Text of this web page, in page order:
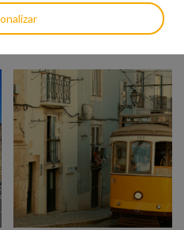
Navideños
1.595,00 €